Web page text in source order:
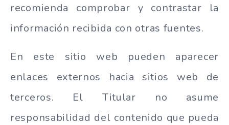
recomienda comprobar y contrastar la
información recibida con otras fuentes.
En este sitio web pueden aparecer
enlaces externos hacia sitios web de
terceros. El Titular no asume
responsabilidad del contenido que pueda